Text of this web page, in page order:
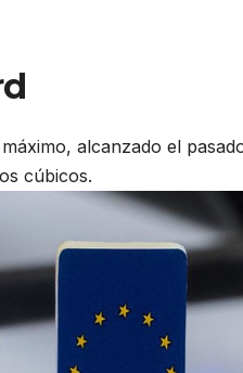
alcanzado el
cúbicos.